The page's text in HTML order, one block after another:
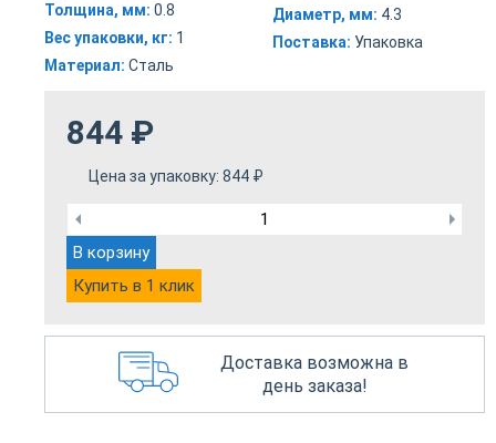
Толщина, мм: 0.8
Вес упаковки, кг: 1
Материал: Сталь
Диаметр, мм: 4.3
Поставка: Упаковка
844 ₽
Цена за упаковку: 844 ₽
В корзину
Купить в 1 клик
Доставка возможна в
день заказа!